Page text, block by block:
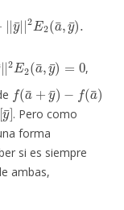
||
¯||2 2 ¯ =
,
(a ¯) a¯
¯)
. Pero como
forma
si es siempre
ambas,